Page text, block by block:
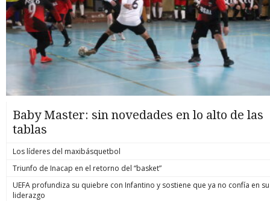
Baby Master: sin novedades en lo alto de las
tablas
Los líderes del maxibásquetbol
Triunfo de Inacap en el retorno del “basket”
UEFA profundiza su quiebre con Infantino y sostiene que ya no confía en su
liderazgo